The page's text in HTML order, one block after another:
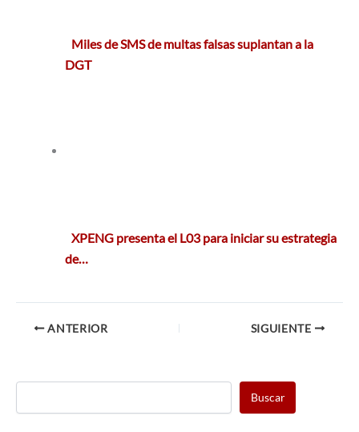
Miles de SMS de multas falsas suplantan a la
DGT
XPENG presenta el L03 para iniciar su estrategia
de…
ANTERIOR SIGUIENTE
Buscar